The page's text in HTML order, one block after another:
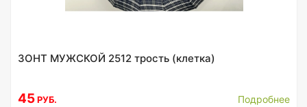
ЗОНТ МУЖСКОЙ 2512 трость (клетка)
45РУБ. Подробнее